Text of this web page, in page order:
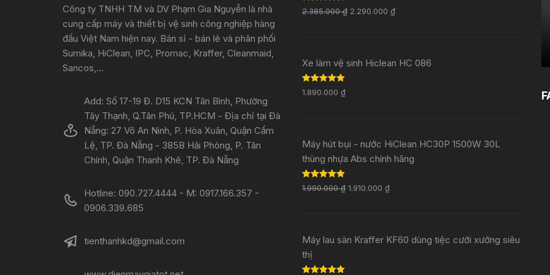
Công ty TNHH TM và DV Phạm Gia Nguyễn là nhà
cung cấp máy và thiết bị vệ sinh công nghiệp hàng
đầu Việt Nam hiện nay. Bán sỉ - bán lẻ và phân phối
Sumika, HiClean, IPC, Promac, Kraffer, Cleanmaid,
Sancos,...
Add: Số 17-19 Đ. D15 KCN Tân Bình, Phường
Tây Thạnh, Q.Tân Phú, TP.HCM - Địa chỉ tại Đà
Nẵng: 27 Võ An Ninh, P. Hòa Xuân, Quận Cẩm
Lệ, TP. Đà Nẵng - 385B Hải Phòng, P. Tân
Chính, Quận Thanh Khê, TP. Đà Nẵng
Hotline: 090.727.4444 - M: 0917.166.357 -
0906.339.685
tienthanhkd@gmail.com
Rated 5.00
out of 5
2.385.000₫ 2.290.000 ₫
Xe làm vệ sinh Hiclean HC 086
Rated 5.00
out of 5
1.890.000 ₫
Máy hút bụi - nước HiClean HC30P 1500W 30L
thùng nhựa Abs chính hãng
Rated 5.00
out of 5
1.990.000₫ 1.910.000 ₫
Máy lau sàn Kraffer KF60 dùng tiệc cưới xưởng siêu
thị